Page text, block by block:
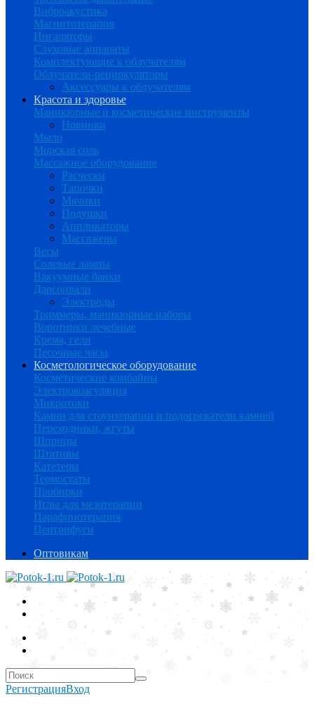
Виброакустика
Магнитотерапия
Ингаляторы
Слуховые аппараты
Комплектующие к облучателям
Облучатели-рециркуляторы
Аксессуары к облучателям
Красота и здоровье
Маникюрные и косметические инструменты
Новинки
Мыло
Морская соль
Массажное оборудование
Расчески
Тапочки
Мячики
Подушки
Аппликаторы
Массажеры
Весы
Солевые лампы
Вакуумные банки
Дарсонвали
Электроды
Триммеры, маникюрные наборы
Воротники лечебные
Крема, гели
Песочные часы
Косметологическое оборудование
Косметические комбайны
Электрокоагуляция
Микротоки
Камни для стоунтерапии и подогреватели камней
Переходники, жгуты
Шприцы
Штативы
Катетеры
Термостаты
Пробирки
Иглы для мезотерапии
Парафинотерапия
Центрифуги
Оптовикам
РегистрацияВход